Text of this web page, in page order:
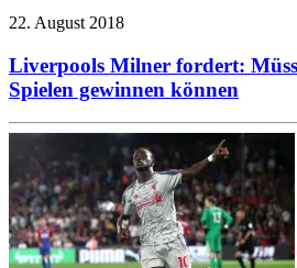
22. August 2018
Liverpools Milner fordert:
Spielen gewinnen können